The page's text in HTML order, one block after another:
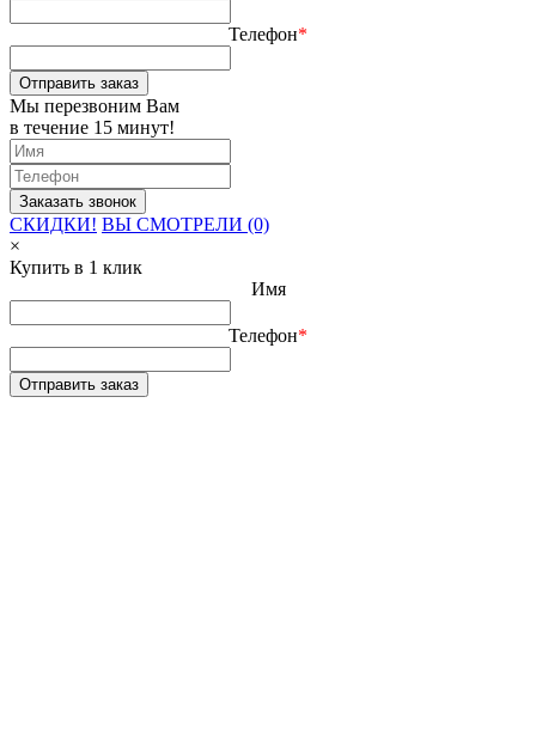
Телефон*
Отправить заказ
Мы перезвоним Вам
в течение 15 минут!
СКИДКИ! ВЫ СМОТРЕЛИ (0)
×
Купить в 1 клик
Имя
Телефон*
Отправить заказ